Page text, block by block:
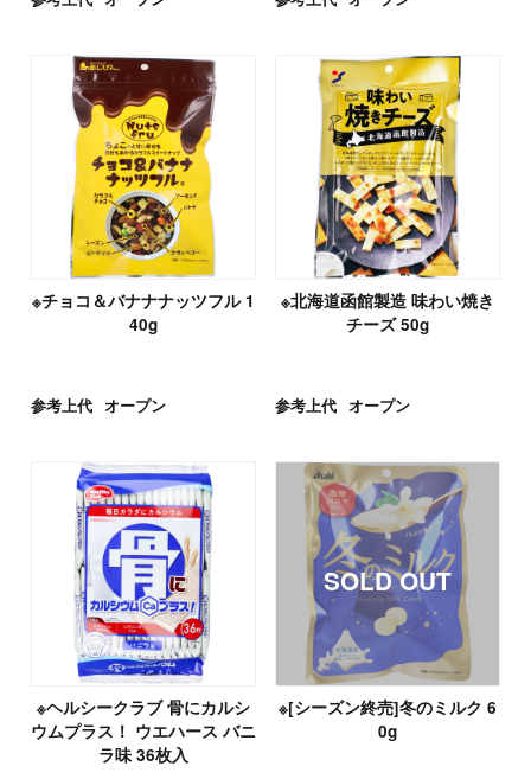
※チョコ＆バナナナッツフル 1
40g
参考上代 オープン
※北海道函館製造 味わい焼き
チーズ 50g
参考上代 オープン
※ヘルシークラブ 骨にカルシ
ウムプラス！ ウエハース バニ
ラ味 36枚入
※[シーズン終売]冬のミルク 6
0g